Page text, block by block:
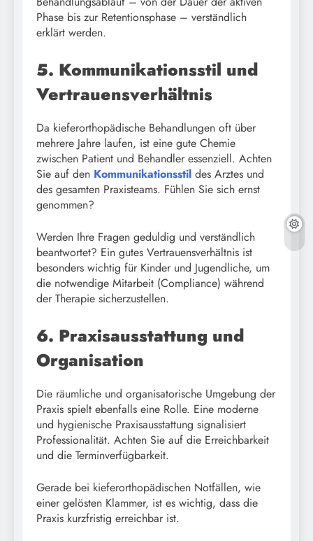
Phase bis zur Retentionsphase – verständlich
erklärt werden.
5. Kommunikationsstil und
Vertrauensverhältnis
Da kieferorthopädische Behandlungen oft über
mehrere Jahre laufen, ist eine gute Chemie
zwischen Patient und Behandler essenziell. Achten
Sie auf den Kommunikationsstil des Arztes und
des gesamten Praxisteams. Fühlen Sie sich ernst
genommen?
Werden Ihre Fragen geduldig und verständlich
beantwortet? Ein gutes Vertrauensverhältnis ist
besonders wichtig für Kinder und Jugendliche, um
die notwendige Mitarbeit (Compliance) während
der Therapie sicherzustellen.
6. Praxisausstattung und
Organisation
Die räumliche und organisatorische Umgebung der
Praxis spielt ebenfalls eine Rolle. Eine moderne
und hygienische Praxisausstattung signalisiert
Professionalität. Achten Sie auf die Erreichbarkeit
und die Terminverfügbarkeit.
Gerade bei kieferorthopädischen Notfällen, wie
einer gelösten Klammer, ist es wichtig, dass die
Praxis kurzfristig erreichbar ist.